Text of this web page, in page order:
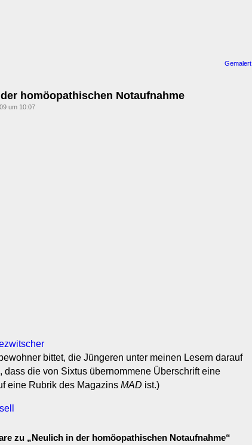
Gemalert
homöopathischen Notaufnahme
um 10:07
bittet, die Jüngeren unter meinen Lesern darauf
dass die von Sixtus übernommene Überschrift eine
eine Rubrik des Magazins MAD ist.)
zu „Neulich in der homöopathischen Notaufnahme“